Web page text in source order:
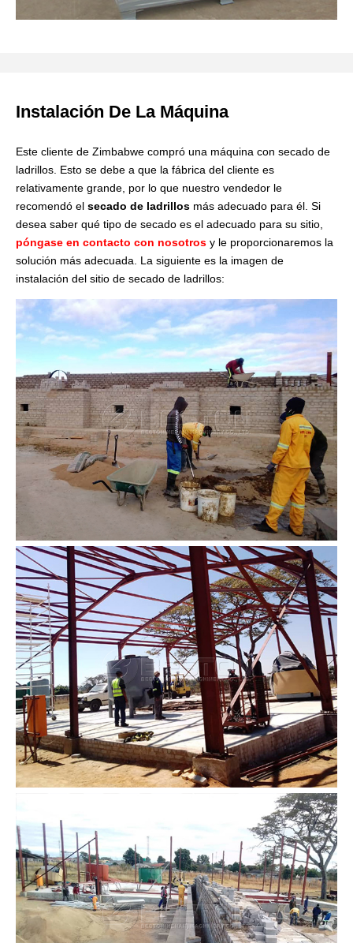
Instalación De La Máquina
Este cliente de Zimbabwe compró una máquina con secado de
ladrillos. Esto se debe a que la fábrica del cliente es
relativamente grande, por lo que nuestro vendedor le
recomendó el secado de ladrillos más adecuado para él. Si
desea saber qué tipo de secado es el adecuado para su sitio,
póngase en contacto con nosotros y le proporcionaremos la
solución más adecuada. La siguiente es la imagen de
instalación del sitio de secado de ladrillos: